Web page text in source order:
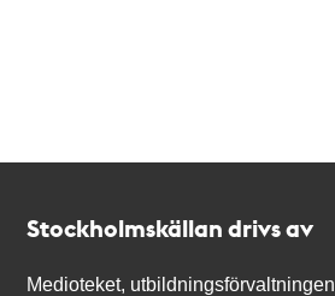
Stockholmskällan drivs av
Medioteket, utbildningsförvaltningen